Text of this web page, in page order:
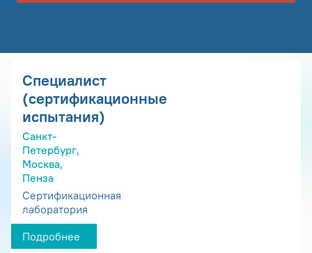
Специалист
(сертификационные
испытания)
Санкт-
Петербург,
Москва,
Пенза
Сертификационная
лаборатория
Подробнее